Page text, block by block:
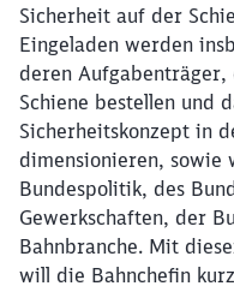
Sicherheit auf der
Eingeladen werden
deren
Schiene bestellen und
Sicherheitskonzept in
dimensionieren, sowie
Bundespolitik, des
Gewerkschaften, der
Bahnbranche. Mit
will die Bahnchefin